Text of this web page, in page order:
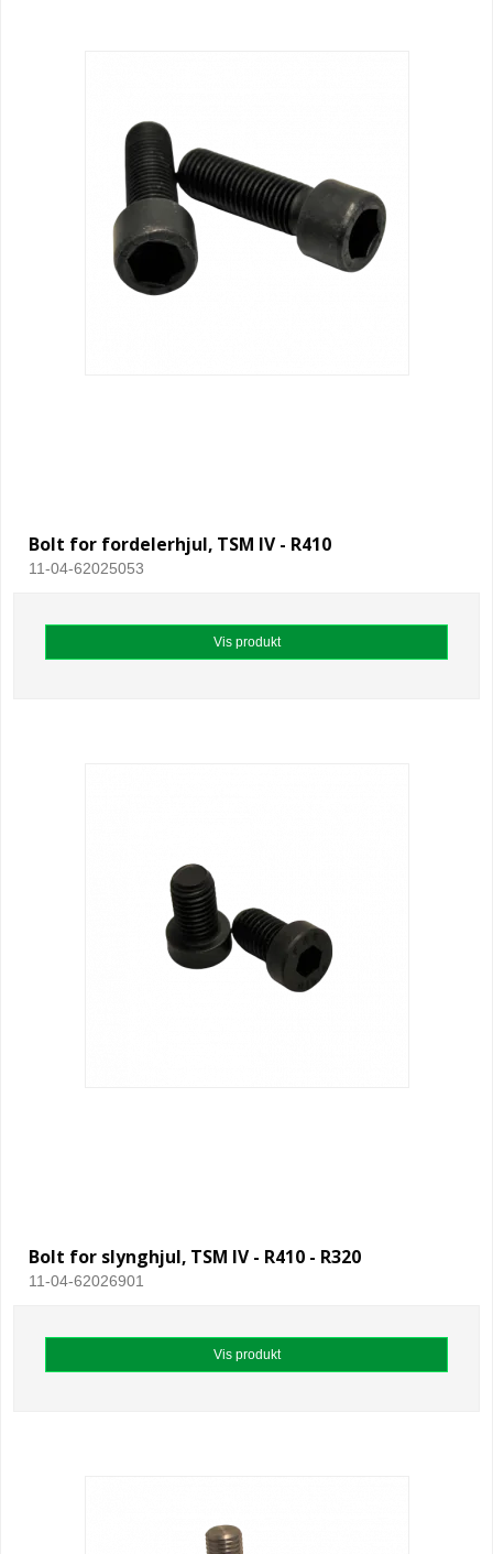
Bolt for fordelerhjul, TSM IV - R410
11-04-62025053
Vis produkt
Bolt for slynghjul, TSM IV - R410 - R320
11-04-62026901
Vis produkt